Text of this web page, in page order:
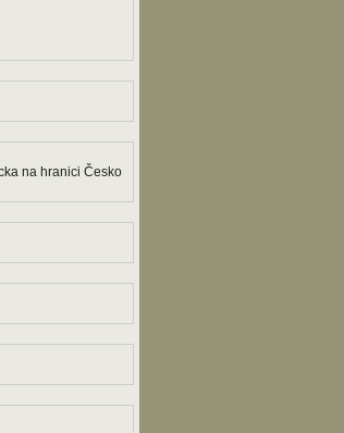
na hranici Česko